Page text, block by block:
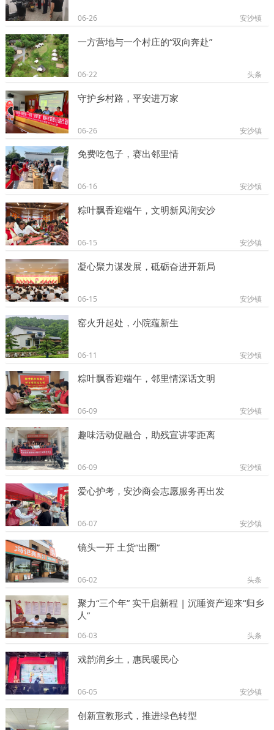
06-26 安沙镇
一方营地与一个村庄的“双向奔赴”
06-22 头条
守护乡村路，平安进万家
06-26 安沙镇
免费吃包子，赛出邻里情
06-16 安沙镇
粽叶飘香迎端午，文明新风润安沙
06-15 安沙镇
凝心聚力谋发展，砥砺奋进开新局
06-15 安沙镇
窑火升起处，小院蕴新生
06-11 安沙镇
粽叶飘香迎端午，邻里情深话文明
06-09 安沙镇
趣味活动促融合，助残宣讲零距离
06-09 安沙镇
爱心护考，安沙商会志愿服务再出发
06-07 安沙镇
镜头一开 土货“出圈”
06-02 头条
聚力“三个年” 实干启新程 | 沉睡资产迎来“归乡
人”
06-03 头条
戏韵润乡土，惠民暖民心
06-05 安沙镇
创新宣教形式，推进绿色转型